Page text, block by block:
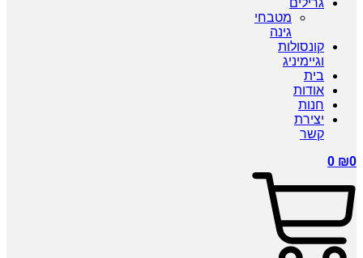
מטבחי
גינה
קונסולות
וגיימיניג
בית
אודות
חנות
יצירת
קשר
₪0
0